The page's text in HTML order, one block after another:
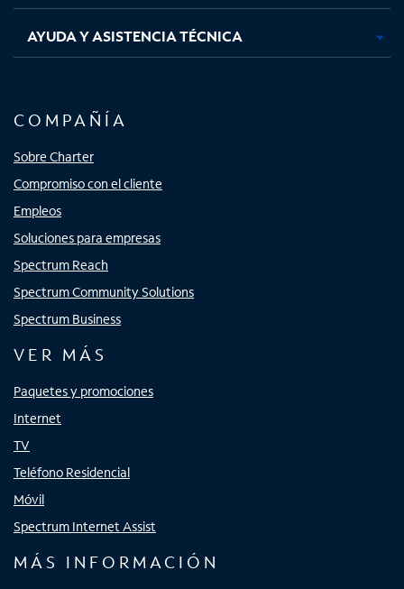
AYUDA Y ASISTENCIA TÉCNICA
COMPAÑÍA
Sobre Charter
Compromiso con el cliente
Empleos
Soluciones para empresas
Spectrum Reach
Spectrum Community Solutions
Spectrum Business
VER MÁS
Paquetes y promociones
Internet
TV
Teléfono Residencial
Móvil
Spectrum Internet Assist
MÁS INFORMACIÓN